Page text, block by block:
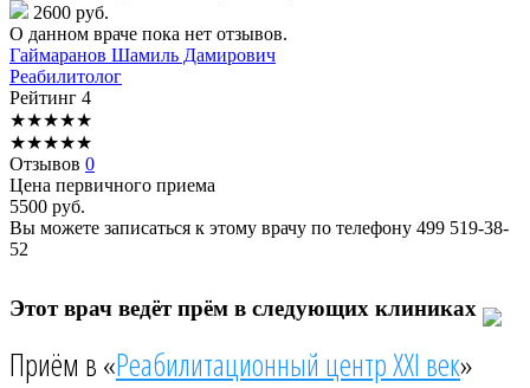
2600 руб.
О данном враче пока нет отзывов.
Гаймаранов Шамиль Дамирович
Реабилитолог
Рейтинг 4
★★★★★
★★★★★
Отзывов 0
Цена первичного приема
5500 руб.
Вы можете записаться к этому врачу по телефону 499 519-38-
52
Этот врач ведёт прём в следующих клиниках
Приём в «Реабилитационный центр XXI век»